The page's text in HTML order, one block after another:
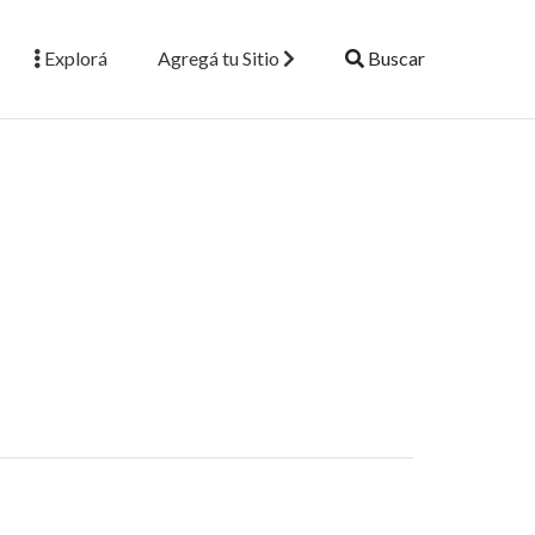
Explorá Agregá tu Sitio Buscar